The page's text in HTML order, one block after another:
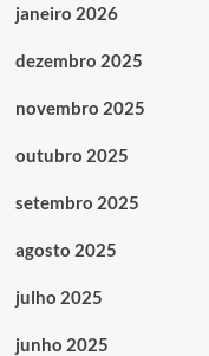
janeiro 2026
dezembro 2025
novembro 2025
outubro 2025
setembro 2025
agosto 2025
julho 2025
junho 2025